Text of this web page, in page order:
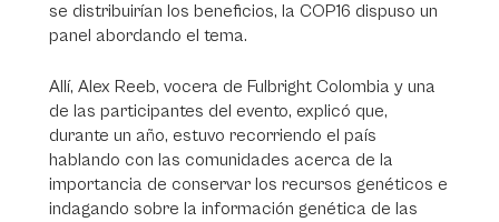
se distribuirían los beneficios, la COP16 dispuso un
panel abordando el tema.
Allí, Alex Reeb, vocera de Fulbright Colombia y una
de las participantes del evento, explicó que,
durante un año, estuvo recorriendo el país
hablando con las comunidades acerca de la
importancia de conservar los recursos genéticos e
indagando sobre la información genética de las